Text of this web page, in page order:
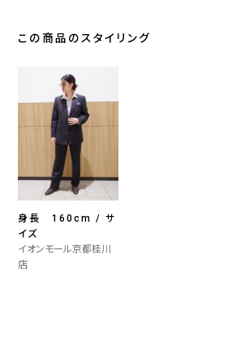
この商品のスタイリング
身長 160cm / サ
イズ
イオンモール京都桂川
店